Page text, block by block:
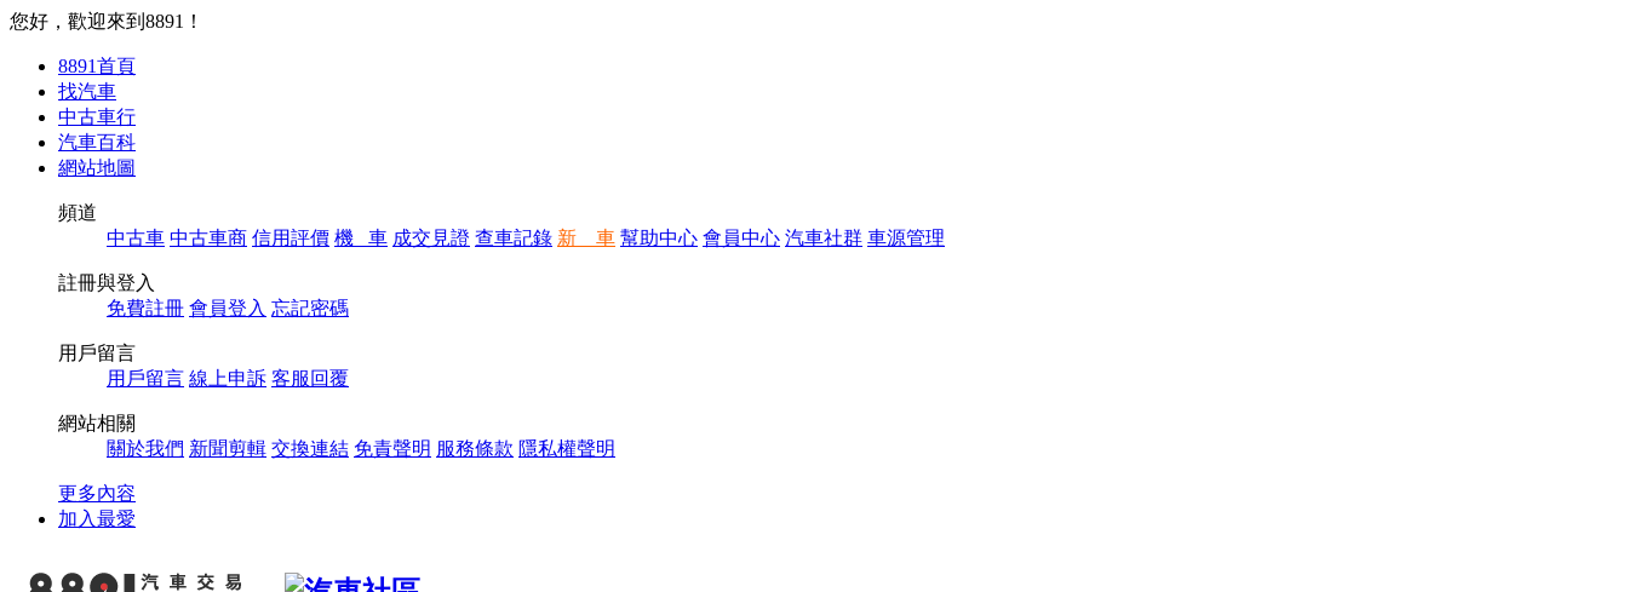
您好，歡迎來到8891！
8891首頁
找汽車
中古車行
汽車百科
網站地圖
頻道
中古車 中古車商 信用評價 機 車 成交見證 查車記錄 新 車 幫助中心 會員中心 汽車社群 車源管理
註冊與登入
免費註冊 會員登入 忘記密碼
用戶留言
用戶留言 線上申訴 客服回覆
網站相關
關於我們 新聞剪輯 交換連結 免責聲明 服務條款 隱私權聲明
更多內容
加入最愛